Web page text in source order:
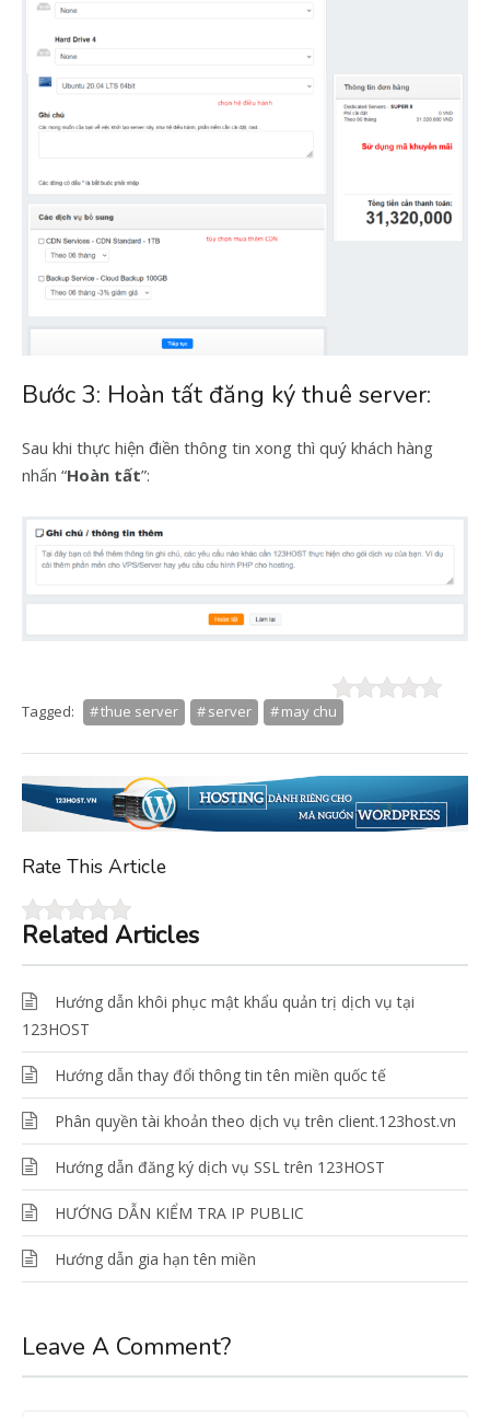
Bước 3: Hoàn tất đăng ký thuê server:
Sau khi thực hiện điền thông tin xong thì quý khách hàng
nhấn “Hoàn tất”:
Tagged: thue server server may chu
Rate This Article
Related Articles
Hướng dẫn khôi phục mật khẩu quản trị dịch vụ tại
123HOST
Hướng dẫn thay đổi thông tin tên miền quốc tế
Phân quyền tài khoản theo dịch vụ trên client.123host.vn
Hướng dẫn đăng ký dịch vụ SSL trên 123HOST
HƯỚNG DẪN KIỂM TRA IP PUBLIC
Hướng dẫn gia hạn tên miền
Leave A Comment?